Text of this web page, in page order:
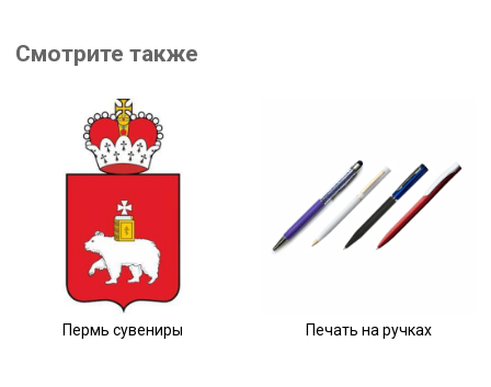
Смотрите также
Пермь сувениры Печать на ручках